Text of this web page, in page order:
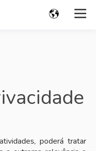
poderá tratar